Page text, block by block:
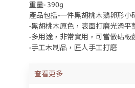
重量- 390g
產品包括-一件黑胡桃木鵝卵形小
-黑胡桃木原色，表面打磨光滑
-多用途，非常實用，可當做砧板
-手工木制品，匠人手工打磨
查看更多